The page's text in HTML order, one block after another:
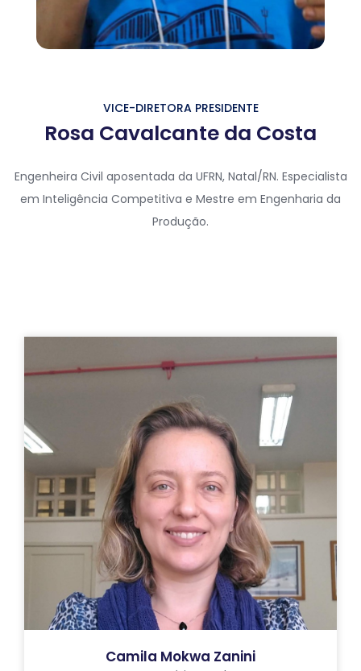
VICE-DIRETORA PRESIDENTE
Rosa Cavalcante da Costa
Engenheira Civil aposentada da UFRN, Natal/RN. Especialista
em Inteligência Competitiva e Mestre em Engenharia da
Produção.
Camila Mokwa Zanini